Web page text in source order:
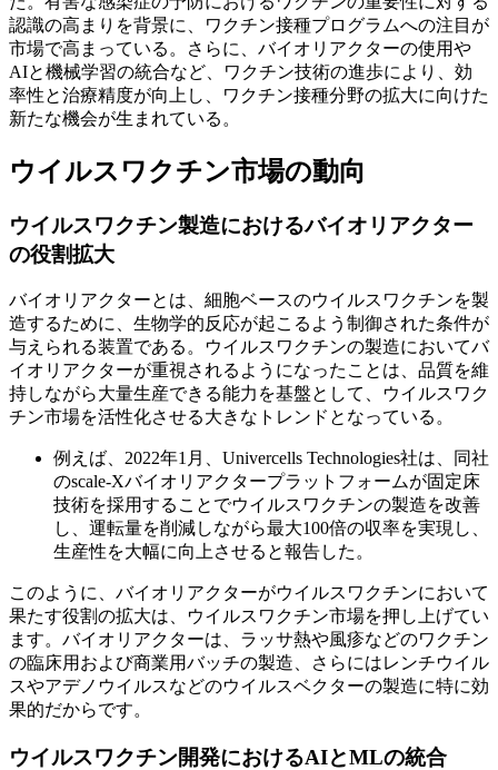
認識の高まりを背景に、ワクチン接種プログラムへの注目が
市場で高まっている。さらに、バイオリアクターの使用や
AIと機械学習の統合など、ワクチン技術の進歩により、効
率性と治療精度が向上し、ワクチン接種分野の拡大に向けた
新たな機会が生まれている。
ウイルスワクチン市場の動向
ウイルスワクチン製造におけるバイオリアクター
の役割拡大
バイオリアクターとは、細胞ベースのウイルスワクチンを製
造するために、生物学的反応が起こるよう制御された条件が
与えられる装置である。ウイルスワクチンの製造においてバ
イオリアクターが重視されるようになったことは、品質を維
持しながら大量生産できる能力を基盤として、ウイルスワク
チン市場を活性化させる大きなトレンドとなっている。
例えば、2022年1月、Univercells Technologies社は、同社
のscale-Xバイオリアクタープラットフォームが固定床
技術を採用することでウイルスワクチンの製造を改善
し、運転量を削減しながら最大100倍の収率を実現し、
生産性を大幅に向上させると報告した。
このように、バイオリアクターがウイルスワクチンにおいて
果たす役割の拡大は、ウイルスワクチン市場を押し上げてい
ます。バイオリアクターは、ラッサ熱や風疹などのワクチン
の臨床用および商業用バッチの製造、さらにはレンチウイル
スやアデノウイルスなどのウイルスベクターの製造に特に効
果的だからです。
ウイルスワクチン開発におけるAIとMLの統合